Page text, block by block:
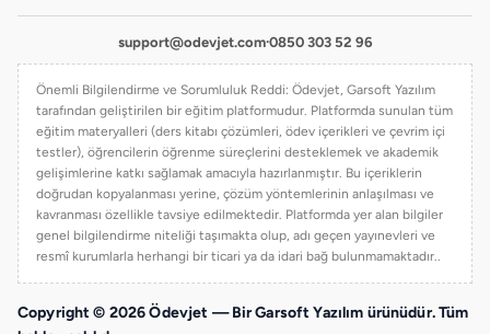
support@odevjet.com·0850 303 52 96
Önemli Bilgilendirme ve Sorumluluk Reddi: Ödevjet, Garsoft Yazılım
tarafından geliştirilen bir eğitim platformudur. Platformda sunulan tüm
eğitim materyalleri (ders kitabı çözümleri, ödev içerikleri ve çevrim içi
testler), öğrencilerin öğrenme süreçlerini desteklemek ve akademik
gelişimlerine katkı sağlamak amacıyla hazırlanmıştır. Bu içeriklerin
doğrudan kopyalanması yerine, çözüm yöntemlerinin anlaşılması ve
kavranması özellikle tavsiye edilmektedir. Platformda yer alan bilgiler
genel bilgilendirme niteliği taşımakta olup, adı geçen yayınevleri ve
resmî kurumlarla herhangi bir ticari ya da idari bağ bulunmamaktadır..
Copyright © 2026 Ödevjet — Bir Garsoft Yazılım ürünüdür. Tüm